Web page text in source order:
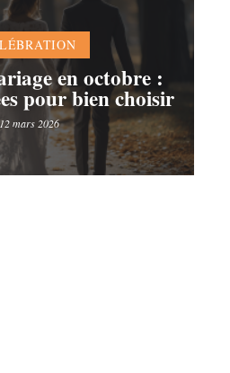
en octobre :
pour bien choisir
12 mars 2026